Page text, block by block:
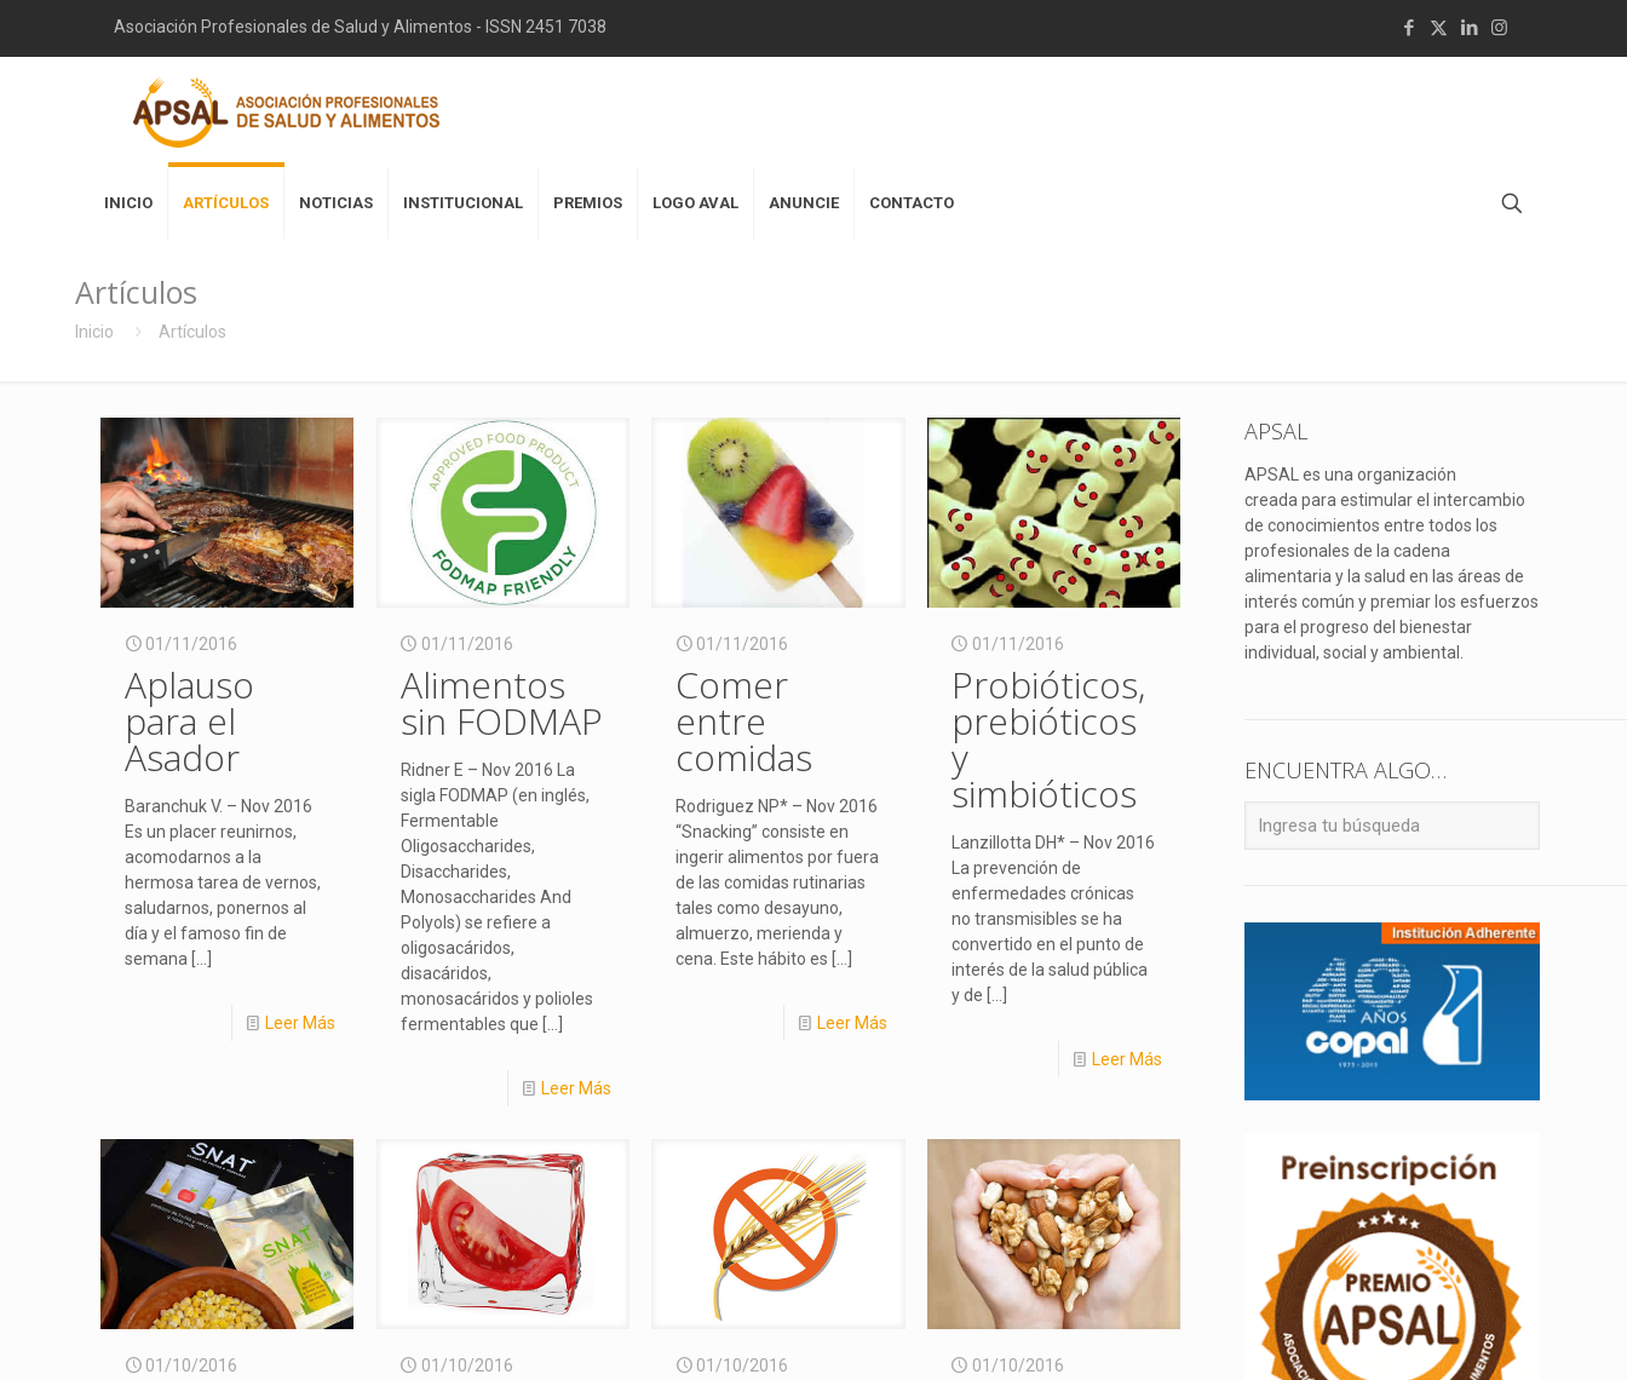
Asociación Profesionales de Salud y Alimentos - ISSN 2451 7038
INICIO ARTÍCULOS NOTICIAS INSTITUCIONAL PREMIOS LOGO AVAL ANUNCIE CONTACTO
Artículos
Inicio Artículos
01/11/2016
Aplauso
para el
Asador
Baranchuk V. – Nov 2016
Es un placer reunirnos,
acomodarnos a la
hermosa tarea de vernos,
saludarnos, ponernos al
día y el famoso fin de
semana […]
Leer Más
01/11/2016
Alimentos
sin FODMAP
Ridner E – Nov 2016 La
sigla FODMAP (en inglés,
Fermentable
Oligosaccharides,
Disaccharides,
Monosaccharides And
Polyols) se refiere a
oligosacáridos,
disacáridos,
monosacáridos y polioles
fermentables que […]
Leer Más
01/11/2016
Comer
entre
comidas
Rodriguez NP* – Nov 2016
“Snacking” consiste en
ingerir alimentos por fuera
de las comidas rutinarias
tales como desayuno,
almuerzo, merienda y
cena. Este hábito es […]
Leer Más
01/11/2016
Probióticos,
prebióticos
y
simbióticos
Lanzillotta DH* – Nov 2016
La prevención de
enfermedades crónicas
no transmisibles se ha
convertido en el punto de
interés de la salud pública
y de […]
Leer Más
01/10/2016 01/10/2016 01/10/2016 01/10/2016
APSAL
APSAL es una organización
creada para estimular el intercambio
de conocimientos entre todos los
profesionales de la cadena
alimentaria y la salud en las áreas de
interés común y premiar los esfuerzos
para el progreso del bienestar
individual, social y ambiental.
ENCUENTRA ALGO…